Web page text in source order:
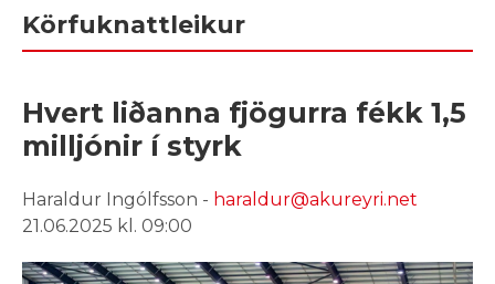
Körfuknattleikur
Hvert liðanna fjögurra fékk 1,5
milljónir í styrk
Haraldur Ingólfsson - haraldur@akureyri.net
21.06.2025 kl. 09:00